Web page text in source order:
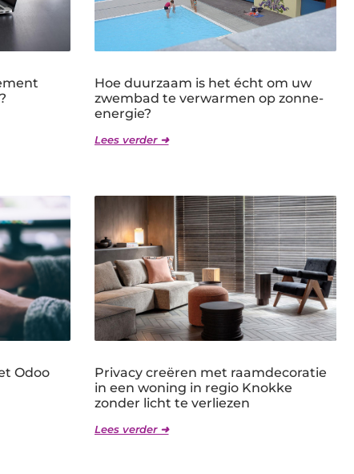
Hoe duurzaam is het écht om uw
zwembad te verwarmen op zonne-
energie?
Lees verder ➜
Odoo
Privacy creëren met raamdecoratie
in een woning in regio Knokke
zonder licht te verliezen
Lees verder ➜